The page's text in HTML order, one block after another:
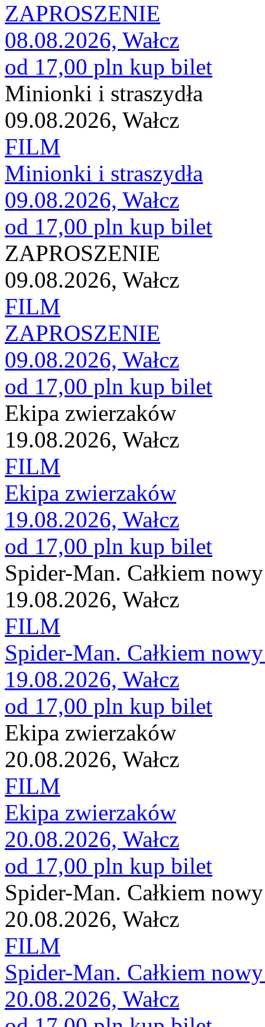
ZAPROSZENIE
08.08.2026, Wałcz
od 17,00 pln kup bilet
Minionki i straszydła
09.08.2026, Wałcz
FILM
Minionki i straszydła
09.08.2026, Wałcz
od 17,00 pln kup bilet
ZAPROSZENIE
09.08.2026, Wałcz
FILM
ZAPROSZENIE
09.08.2026, Wałcz
od 17,00 pln kup bilet
Ekipa zwierzaków
19.08.2026, Wałcz
FILM
Ekipa zwierzaków
19.08.2026, Wałcz
od 17,00 pln kup bilet
Spider-Man. Całkiem
19.08.2026, Wałcz
FILM
Spider-Man. Całkiem
19.08.2026, Wałcz
od 17,00 pln kup bilet
Ekipa zwierzaków
20.08.2026, Wałcz
FILM
Ekipa zwierzaków
20.08.2026, Wałcz
od 17,00 pln kup bilet
Spider-Man. Całkiem
20.08.2026, Wałcz
FILM
Spider-Man. Całkiem
20.08.2026, Wałcz